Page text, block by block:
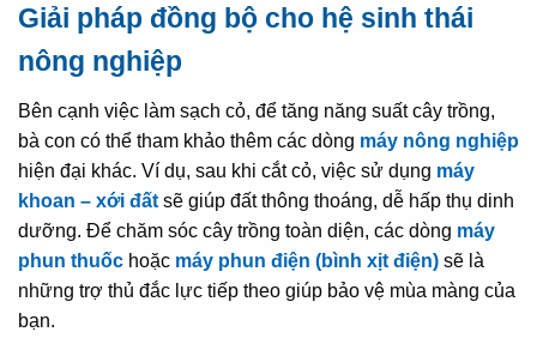
Giải pháp đồng bộ cho hệ sinh thái
nông nghiệp
Bên cạnh việc làm sạch cỏ, để tăng năng suất cây trồng,
bà con có thể tham khảo thêm các dòng máy nông nghiệp
hiện đại khác. Ví dụ, sau khi cắt cỏ, việc sử dụng máy
khoan – xới đất sẽ giúp đất thông thoáng, dễ hấp thụ dinh
dưỡng. Để chăm sóc cây trồng toàn diện, các dòng máy
phun thuốc hoặc máy phun điện (bình xịt điện) sẽ là
những trợ thủ đắc lực tiếp theo giúp bảo vệ mùa màng của
bạn.